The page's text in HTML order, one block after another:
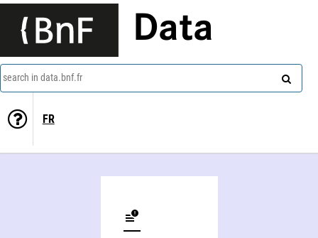
Data
search in data.bnf.fr
FR